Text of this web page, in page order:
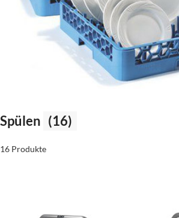
Spülen (16)
16 Produkte